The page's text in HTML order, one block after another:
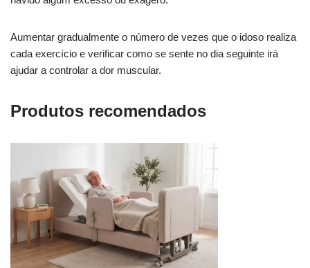
Aumentar gradualmente o número de vezes que o idoso realiza
cada exercício e verificar como se sente no dia seguinte irá
ajudar a controlar a dor muscular.
Produtos recomendados